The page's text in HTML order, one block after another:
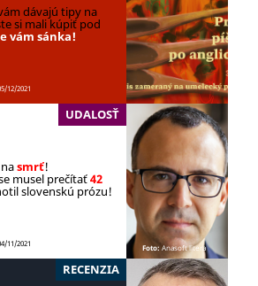
dávajú tipy na
si mali kúpiť pod
vám sánka!
12/2021
UDALOSŤ
smrť!
musel prečítať42
slovenskú prózu!
11/2021 Foto: Anasoft litera
RECENZIA